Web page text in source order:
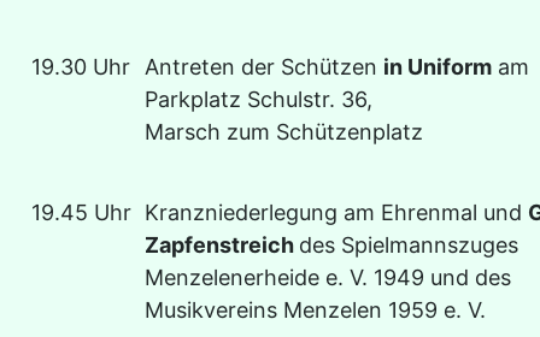
19.30 Uhr Antreten der Schützen in Uniform am
Parkplatz Schulstr. 36,
Marsch zum Schützenplatz
19.45 Uhr Kranzniederlegung am Ehrenmal und
Zapfenstreich des Spielmannszuges
Menzelenerheide e. V. 1949 und des
Musikvereins Menzelen 1959 e. V.